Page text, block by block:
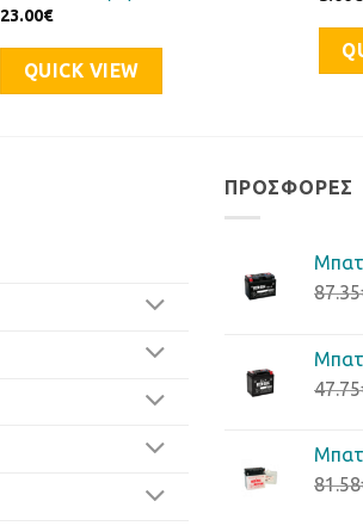
23.00€
QUICK VIEW
ΠΡΟΣΦΟΡΈΣ
87.35
47.75
81.58